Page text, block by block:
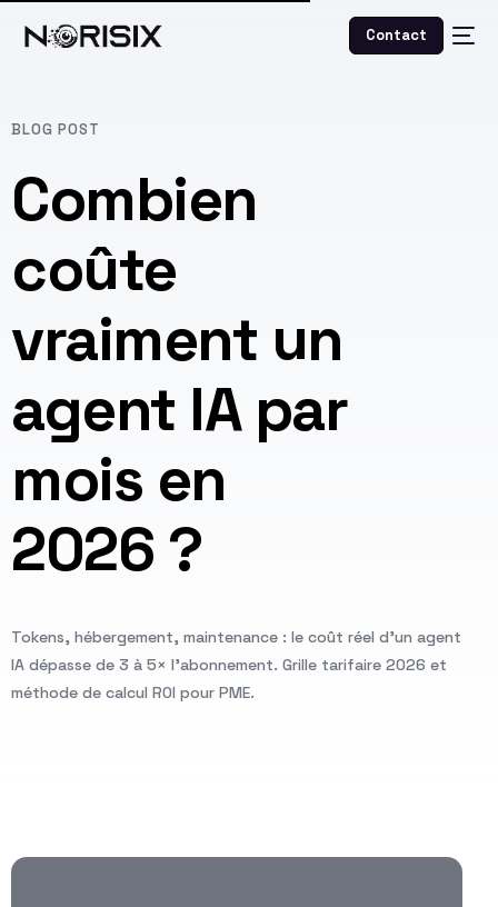
Contact
BLOG POST
Combien
coûte
vraiment un
agent IA par
mois en
2026 ?
Tokens, hébergement, maintenance : le coût réel d'un agent
IA dépasse de 3 à 5× l'abonnement. Grille tarifaire 2026 et
méthode de calcul ROI pour PME.